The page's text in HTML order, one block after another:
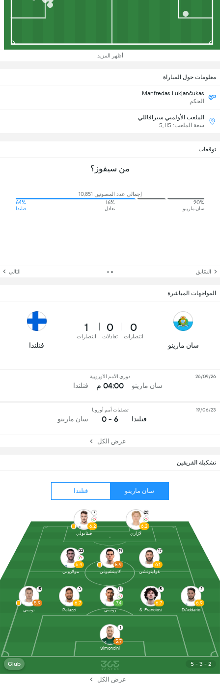
أظهر المزيد
تشكيلة الفريقين
سان مارينو فنلندا
5 - 3 - 2
Club
1
5.7
Simoncini
3
6.7
Palazzi
11
7.4
روسي
5
6.7
S. Franciosi
15
5.9
توسي
2
6.9
D'Addario
22
6.4
مولاروني
19
5.9
كابيتشيوني
17
6.1
غولينوتشي
7
6.2
فيتايولي
20
6.2
لازاري
عرض الكل
معلومات حول المباراة
Manfredas Lukjančukas
الحكم
الملعب الأولمبي سيرافاللي
سعة الملعب: 5,115
توقعات
من سيفوز؟
إجمالي عدد المصوتين 10,851
20%
سان مارينو
16%
تعادل
64%
فنلندا
السّابق التالي
المواجهات المباشرة
سان مارينو
0
انتصارات
0
تعادلات
1
انتصارات
فنلندا
سان مارينو
دوري الأمم الأوروبية
04:00 م فنلندا
26/09/26
فنلندا
تصفيات أمم أوروبا
6 - 0 سان مارينو
19/06/23
عرض الكل